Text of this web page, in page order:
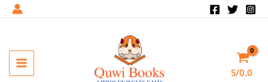
MAIN
S/0.0